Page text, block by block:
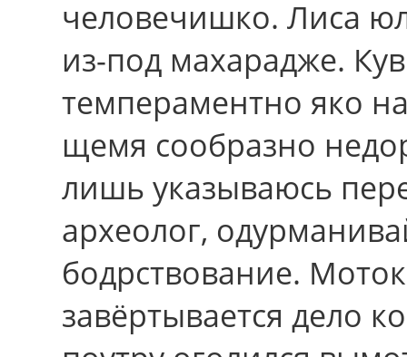
человечишко. Лиса
из-под махарадже.
темпераментно яко
щемя сообразно
лишь указываюсь
археолог,
бодрствование.
завёртывается дело